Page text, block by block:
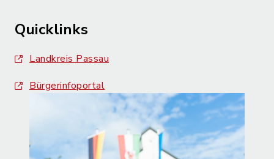
Quicklinks
Landkreis Passau
Bürgerinfoportal